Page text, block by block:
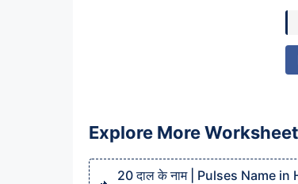
Explore More
20 दाल के नाम | Pulses Name in